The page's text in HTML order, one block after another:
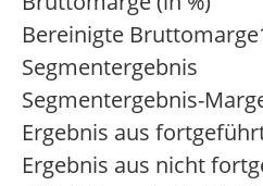
Bereinigte
Segmentergebnis
Segmentergebnis-
Ergebnis aus
Ergebnis aus nicht